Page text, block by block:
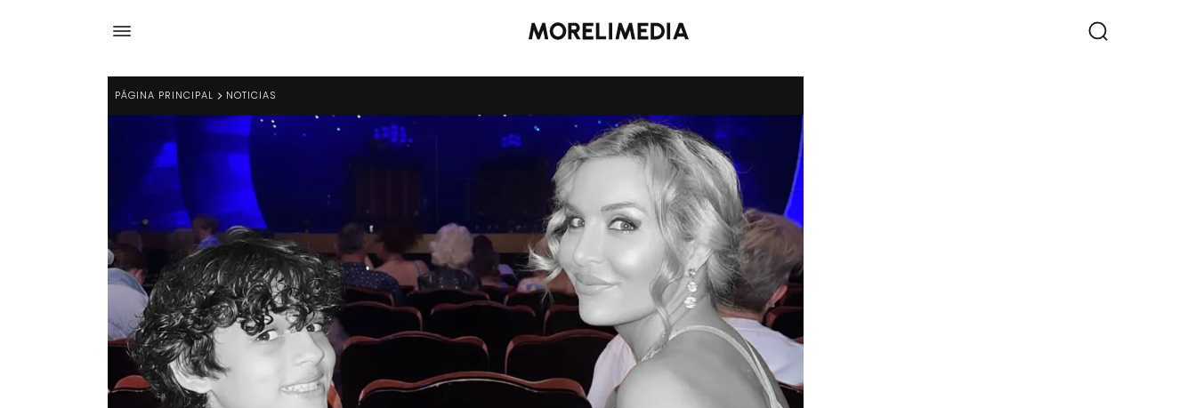
PÁGINA PRINCIPAL NOTICIAS